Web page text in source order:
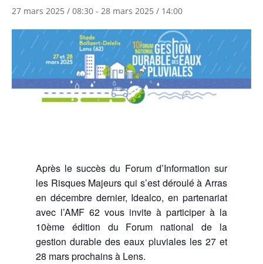
27 mars 2025 / 08:30 - 28 mars 2025 / 14:00
Après le succès du Forum d’Information sur
les Risques Majeurs qui s’est déroulé à Arras
en décembre dernier, Idealco, en partenariat
avec l’AMF 62 vous invite à participer à la
10ème édition du Forum national de la
gestion durable des eaux pluviales les 27 et
28 mars prochains à Lens.